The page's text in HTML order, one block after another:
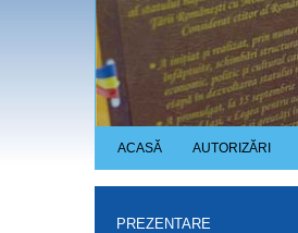
ACASĂ AUTORIZĂRI
PREZENTARE